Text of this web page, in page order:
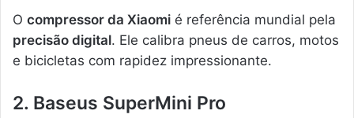
O compressor da Xiaomi é referência mundial pela
precisão digital. Ele calibra pneus de carros, motos
e bicicletas com rapidez impressionante.
2. Baseus SuperMini Pro